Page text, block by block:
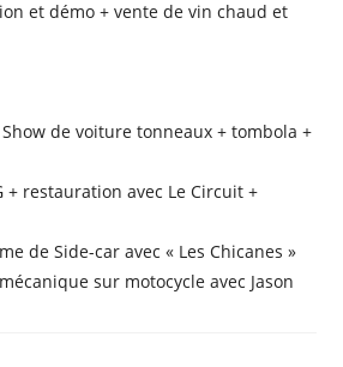
et démo + vente de vin chaud et
de voiture tonneaux + tombola +
+ restauration avec Le Circuit +
de Side-car avec « Les Chicanes »
sur motocycle avec Jason